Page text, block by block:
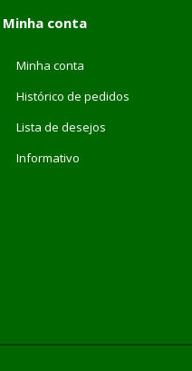
Minha conta
Minha conta
Histórico de pedidos
Lista de desejos
Informativo